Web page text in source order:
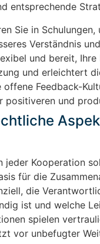
entsprechende
Sie in
Verständnis
und bereit,
und erleichtert
offene Feedback-
positiveren und
jeder Kooperation
für die
die
ist und welche
spielen
vor unbefugter